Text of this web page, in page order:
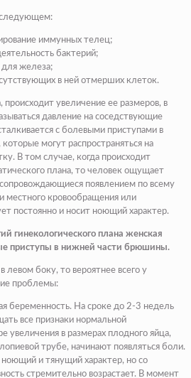
следующем:
иммунных телец;
бактерий;
железа;
в ней отмерших клеток.
происходит увеличение ее размеров, в
давление на соседствующие
с болевыми приступами в
могут распространяться на
В том случае, когда происходит
плана, то человек ощущает
появлением по всему
местного кровообращения или
постоянно и носит ноющий характер.
гинекологического плана женская
приступы в нижней части брюшины.
левом боку, то вероятнее всего у
проблемы:
беременность. На сроке до 2-3 недель
все признаки нормальной
увеличения в размерах плодного яйца,
трубе, начинают появляться боли.
ноющий и тянущий характер, но со
стремительно возрастает. В момент